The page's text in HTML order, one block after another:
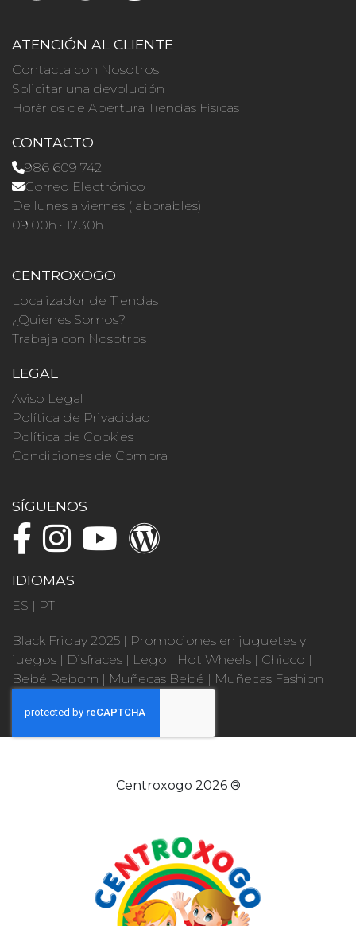
ATENCIÓN AL CLIENTE
Contacta con Nosotros
Solicitar una devolución
Horários de Apertura Tiendas Físicas
CONTACTO
986 609 742
Correo Electrónico
De lunes a viernes (laborables)
09.00h · 17.30h
CENTROXOGO
Localizador de Tiendas
¿Quienes Somos?
Trabaja con Nosotros
LEGAL
Aviso Legal
Política de Privacidad
Política de Cookies
Condiciones de Compra
SÍGUENOS
IDIOMAS
ES | PT
Black Friday 2025 | Promociones en juguetes y
juegos | Disfraces | Lego | Hot Wheels | Chicco |
Bebé Reborn | Muñecas Bebé | Muñecas Fashion
Centroxogo 2026 ®